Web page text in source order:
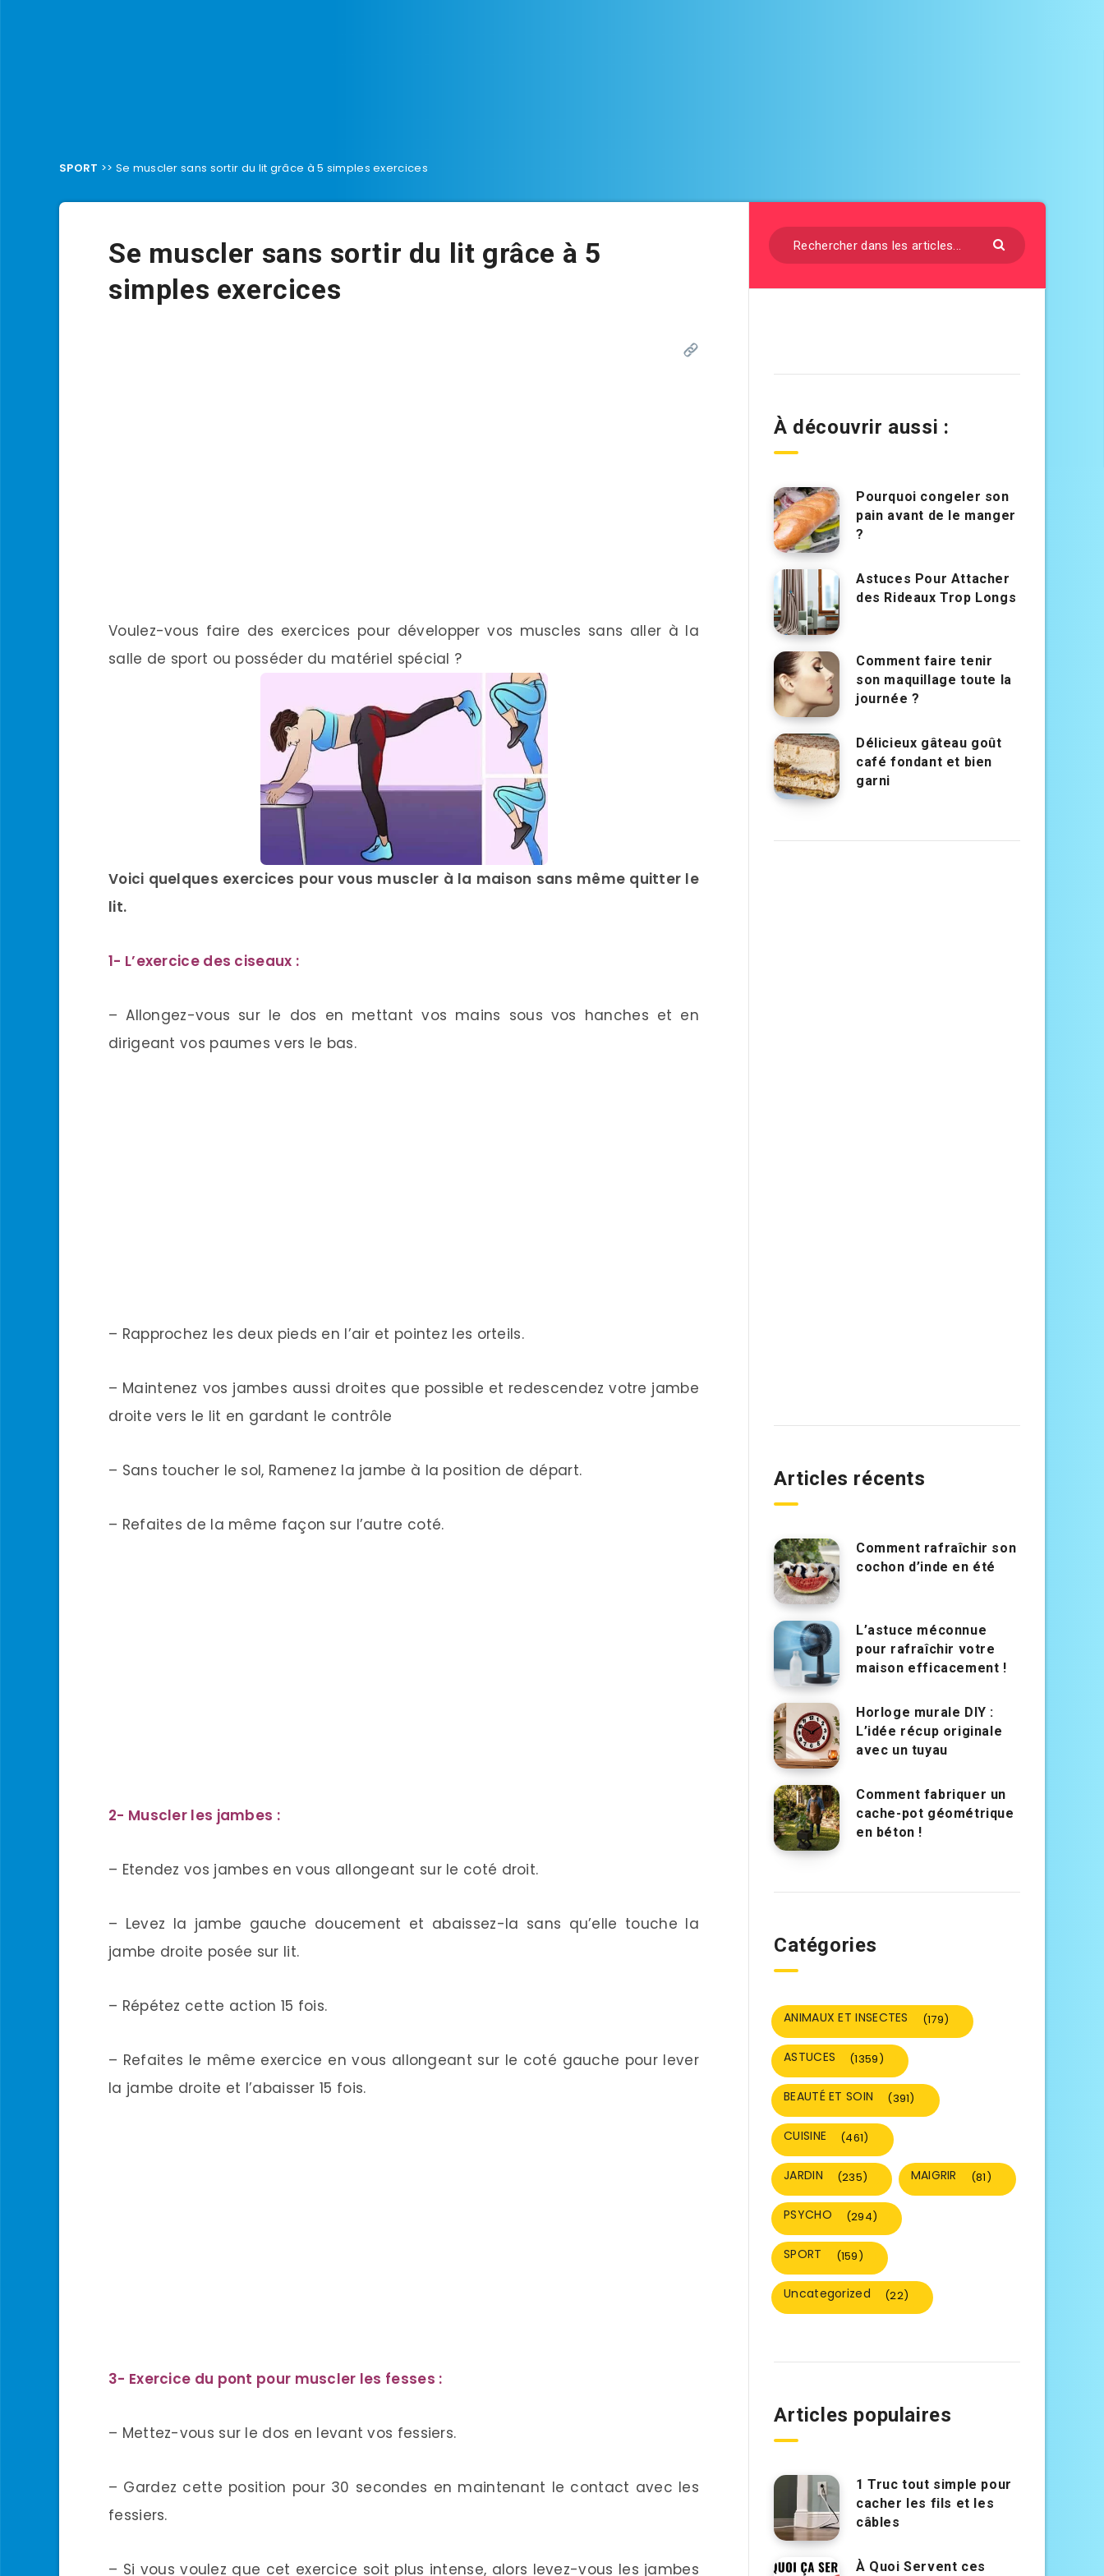
SPORT >> Se muscler sans sortir du lit grâce à 5 simples exercices
Se muscler sans sortir du lit grâce à 5
simples exercices
Voulez-vous faire des exercices pour développer vos muscles sans aller à la
salle de sport ou posséder du matériel spécial ?
Voici quelques exercices pour vous muscler à la maison sans même quitter le
lit.
1- L’exercice des ciseaux :
– Allongez-vous sur le dos en mettant vos mains sous vos hanches et en
dirigeant vos paumes vers le bas.
– Rapprochez les deux pieds en l’air et pointez les orteils.
– Maintenez vos jambes aussi droites que possible et redescendez votre jambe
droite vers le lit en gardant le contrôle
– Sans toucher le sol, Ramenez la jambe à la position de départ.
– Refaites de la même façon sur l’autre coté.
2- Muscler les jambes :
– Etendez vos jambes en vous allongeant sur le coté droit.
– Levez la jambe gauche doucement et abaissez-la sans qu’elle touche la
jambe droite posée sur lit.
– Répétez cette action 15 fois.
– Refaites le même exercice en vous allongeant sur le coté gauche pour lever
la jambe droite et l’abaisser 15 fois.
3- Exercice du pont pour muscler les fesses :
– Mettez-vous sur le dos en levant vos fessiers.
– Gardez cette position pour 30 secondes en maintenant le contact avec les
fessiers.
– Si vous voulez que cet exercice soit plus intense, alors levez-vous les jambes
À découvrir aussi :
Pourquoi congeler son
pain avant de le manger
?
Astuces Pour Attacher
des Rideaux Trop Longs
Comment faire tenir
son maquillage toute la
journée ?
Délicieux gâteau goût
café fondant et bien
garni
Articles récents
Comment rafraîchir son
cochon d’inde en été
L’astuce méconnue
pour rafraîchir votre
maison efficacement !
Horloge murale DIY :
L’idée récup originale
avec un tuyau
Comment fabriquer un
cache-pot géométrique
en béton !
Catégories
ANIMAUX ET INSECTES (179)
ASTUCES (1359)
BEAUTÉ ET SOIN (391)
CUISINE (461)
JARDIN (235) MAIGRIR (81)
PSYCHO (294)
SPORT (159)
Uncategorized (22)
Articles populaires
1 Truc tout simple pour
cacher les fils et les
câbles
À Quoi Servent ces